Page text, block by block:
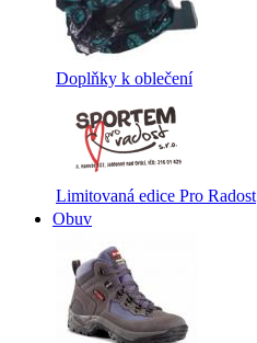
Doplňky k oblečení
Limitovaná edice Pro Radost
Obuv